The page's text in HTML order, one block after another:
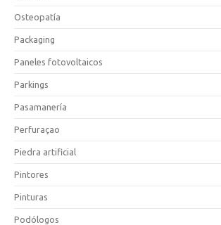
Osteopatía
Packaging
Paneles fotovoltaicos
Parkings
Pasamanería
Perfuraçao
Piedra artificial
Pintores
Pinturas
Podólogos